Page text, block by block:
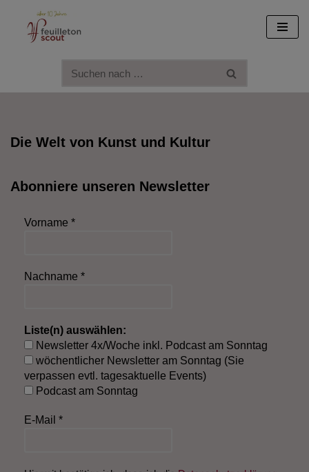
Zum
Die Welt von Kunst und Kultur
Abonniere unseren Newsletter
Vorname *
Nachname *
Liste(n) auswählen:
Newsletter 4x/Woche inkl. Podcast am Sonntag
wöchentlicher Newsletter am Sonntag (Sie
verpassen evtl. tagesaktuelle Events)
Podcast am Sonntag
E-Mail *